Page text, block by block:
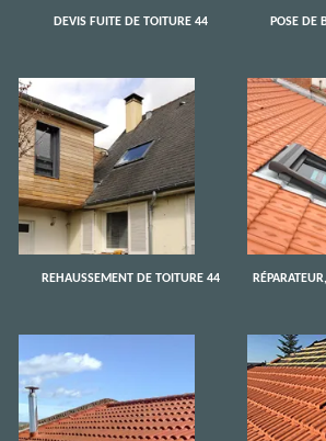
DEVIS FUITE DE TOITURE 44
POSE DE
REHAUSSEMENT DE TOITURE 44